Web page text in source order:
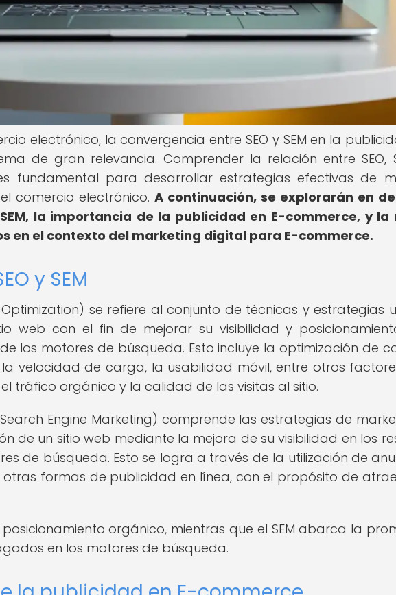
electrónico, la convergencia entre SEO y SEM en la
de gran relevancia. Comprender la relación entre SEO,
fundamental para desarrollar estrategias efectivas de
comercio electrónico. A continuación, se explorarán en
la importancia de la publicidad en E-commerce, y la
en el contexto del marketing digital para E-commerce.
y SEM
Optimization) se refiere al conjunto de técnicas y estrategias
web con el fin de mejorar su visibilidad y
los motores de búsqueda. Esto incluye la optimización de
velocidad de carga, la usabilidad móvil, entre otros
tráfico orgánico y la calidad de las visitas al sitio.
Engine Marketing) comprende las estrategias de
de un sitio web mediante la mejora de su visibilidad en los
de búsqueda. Esto se logra a través de la utilización de
formas de publicidad en línea, con el propósito de
posicionamiento orgánico, mientras que el SEM abarca la
en los motores de búsqueda.